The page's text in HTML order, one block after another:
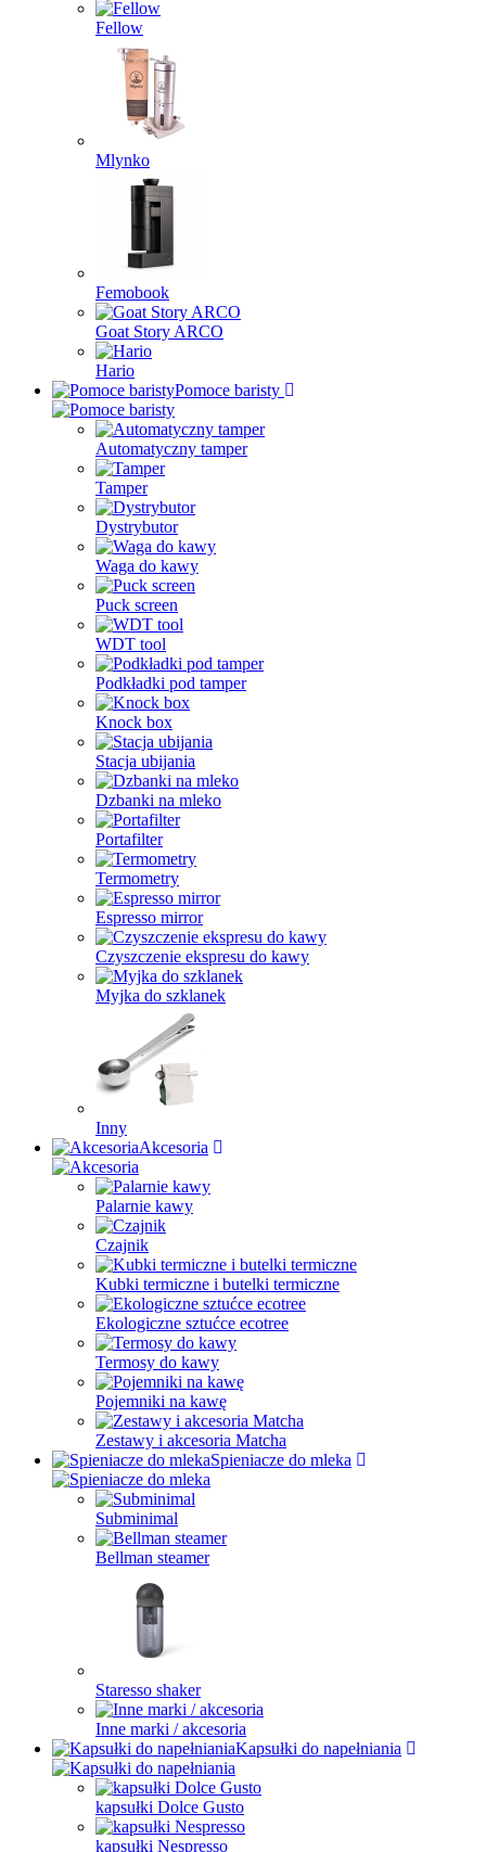
Fellow
Mlynko
Femobook
Goat Story ARCO
Hario
Pomoce baristy
Automatyczny tamper
Tamper
Dystrybutor
Waga do kawy
Puck screen
WDT tool
Podkładki pod tamper
Knock box
Stacja ubijania
Dzbanki na mleko
Portafilter
Termometry
Espresso mirror
Czyszczenie ekspresu do kawy
Myjka do szklanek
Inny
Akcesoria
Palarnie kawy
Czajnik
Kubki termiczne i butelki termiczne
Ekologiczne sztućce ecotree
Termosy do kawy
Pojemniki na kawę
Zestawy i akcesoria Matcha
Spieniacze do mleka
Subminimal
Bellman steamer
Staresso shaker
Inne marki / akcesoria
Kapsułki do napełniania
kapsułki Dolce Gusto
kapsułki Nespresso